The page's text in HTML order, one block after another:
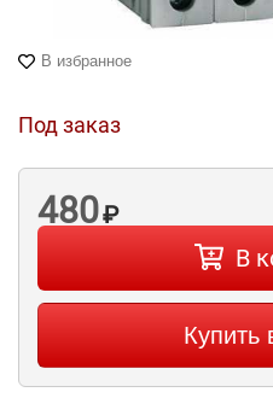
В избранное
Под заказ
480₽
В
Купить